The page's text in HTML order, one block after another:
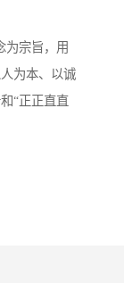
为宗旨，用
为本、以诚
“正正直直